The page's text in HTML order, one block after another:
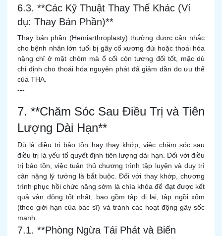
6.3. **Các Kỹ Thuật Thay Thế Khác (Ví
dụ: Thay Bán Phần)**
Thay bán phần (Hemiarthroplasty) thường được cân nhắc
cho bệnh nhân lớn tuổi bị gãy cổ xương đùi hoặc thoái hóa
nặng chỉ ở mặt chỏm mà ổ cối còn tương đối tốt, mặc dù
chỉ định cho thoái hóa nguyên phát đã giảm dần do ưu thế
của THA.
---
7. **Chăm Sóc Sau Điều Trị và Tiên
Lượng Dài Hạn**
Dù là điều trị bảo tồn hay thay khớp, việc chăm sóc sau
điều trị là yếu tố quyết định tiên lượng dài hạn. Đối với điều
trị bảo tồn, việc tuân thủ chương trình tập luyện và duy trì
cân nặng lý tưởng là bắt buộc. Đối với thay khớp, chương
trình phục hồi chức năng sớm là chìa khóa để đạt được kết
quả vận động tốt nhất, bao gồm tập đi lại, tập ngồi xổm
(theo giới hạn của bác sĩ) và tránh các hoạt động gây sốc
mạnh.
7.1. **Phòng Ngừa Tái Phát và Biến